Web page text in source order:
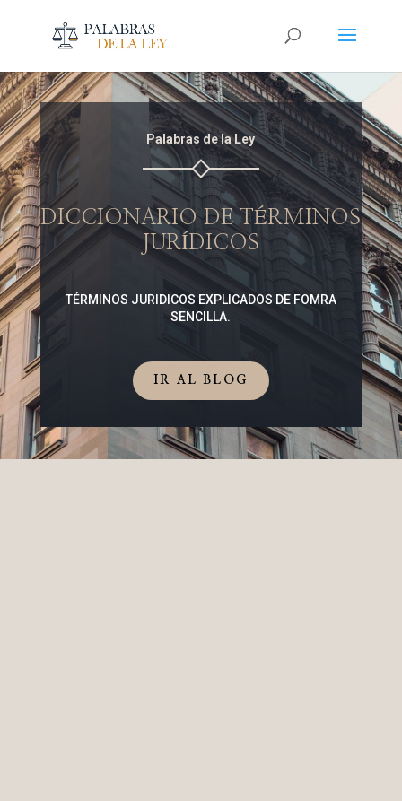
Palabras de la Ley
DICCIONARIO DE TÉRMINOS
JURÍDICOS
TÉRMINOS JURIDICOS EXPLICADOS DE FOMRA
SENCILLA.
IR AL BLOG